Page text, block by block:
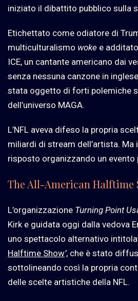
iniziato il dibattito pubblico sulla
Etichettato come odiatore di
multiculturalismo woke e
ICE, un cantante americano dai
senza nessuna canzone in
stata oggetto di forti polemiche
dell’universo MAGA.
L’NFL aveva difeso la propria
miliardi di stream dell’artista. Ma
risposto organizzando un evento
The All-American Halftime
L’organizzazione Turning Point
Kirk e guidata oggi dalla vedova
uno spettacolo alternativo
Halftime Show’, che è stato
sottolineando così la propria
delle scelte artistiche della NFL.